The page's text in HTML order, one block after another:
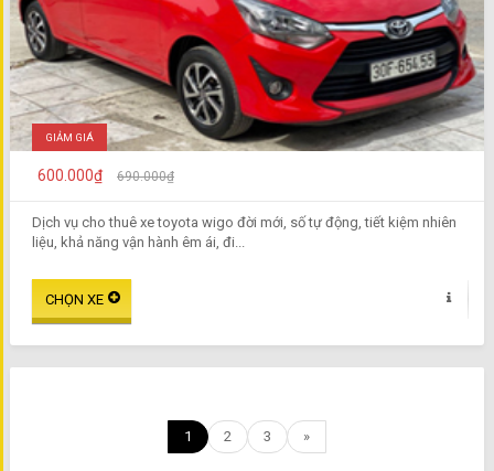
GIẢM GIÁ
600.000₫ 690.000₫
Dịch vụ cho thuê xe toyota wigo đời mới, số tự động, tiết kiệm nhiên
liệu, khả năng vận hành êm ái, đi...
1 2 3 »